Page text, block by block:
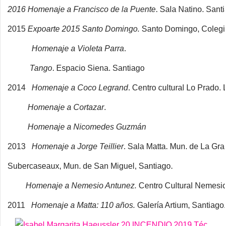
2016 Homenaje a Francisco de la Puente. Sala Natino.
2015 Expoarte 2015 Santo Domingo. Santo Domingo,
Homenaje a Violeta Parra.
Tango. Espacio Siena. Santiago
2014 Homenaje a Coco Legrand. Centro cultural Lo Prado.
Homenaje a Cortazar.
Homenaje a Nicomedes Guzmán
2013 Homenaje a Jorge Teillier. Sala Matta. Mun. de
Subercaseaux, Mun. de San Miguel, Santiago.
Homenaje a Nemesio Antunez. Centro Cultural
2011 Homenaje a Matta: 110 años. Galería Artium,